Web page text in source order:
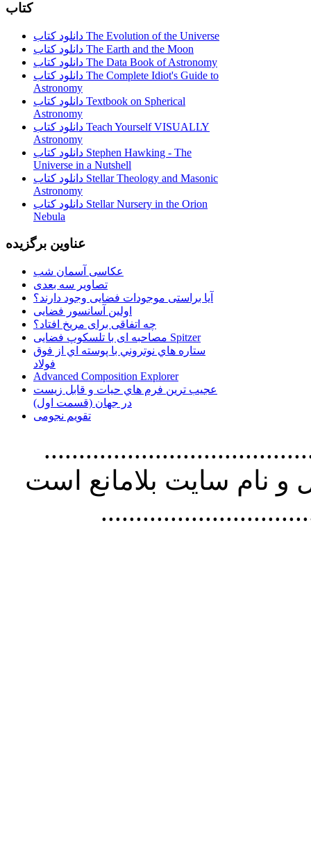
کتاب
دانلود کتاب The Evolution of the Universe
دانلود کتاب The Earth and the Moon
دانلود کتاب The Data Book of Astronomy
دانلود کتاب The Complete Idiot's Guide to
Astronomy
دانلود کتاب Textbook on Spherical
Astronomy
دانلود کتاب Teach Yourself VISUALLY
Astronomy
دانلود کتاب Stephen Hawking - The
Universe in a Nutshell
دانلود کتاب Stellar Theology and Masonic
Astronomy
دانلود کتاب Stellar Nursery in the Orion
Nebula
عناوین برگزیده
عکاسی آسمان شب
تصاویر سه بعدی
آیا براستی موجودات فضایی وجود دارند؟
اولین آسانسور فضایی
چه اتفاقی برای مریخ افتاد؟
مصاحبه ای با تلسکوپ فضایی Spitzer
ستاره هاي نوتروني با پوسته اي از فوق
فولاد
Advanced Composition Explorer
عجیب ترین فرم هاي حيات و قابل زيست
در جهان (قسمت اول)
تقویم نجومی
استفاده از
نام سايت بلامانع است